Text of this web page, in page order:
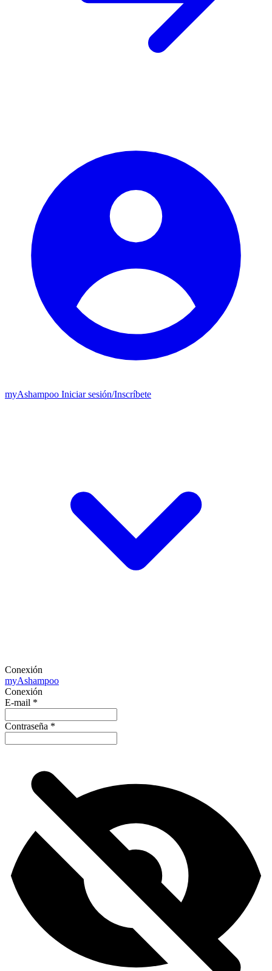
myAshampoo Iniciar sesión/Inscríbete
Conexión
myAshampoo
Conexión
E-mail *
Contraseña *